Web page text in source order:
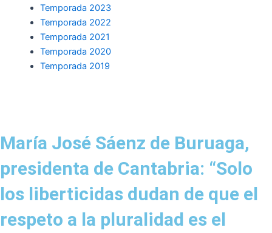
Temporada 2023
Temporada 2022
Temporada 2021
Temporada 2020
Temporada 2019
María José Sáenz de Buruaga,
presidenta de Cantabria: “Solo
los liberticidas dudan de que el
respeto a la pluralidad es el